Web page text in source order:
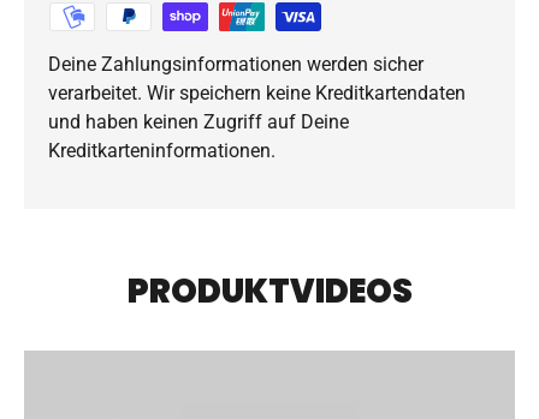
Deine Zahlungsinformationen werden sicher
verarbeitet. Wir speichern keine Kreditkartendaten
und haben keinen Zugriff auf Deine
Kreditkarteninformationen.
PRODUKTVIDEOS